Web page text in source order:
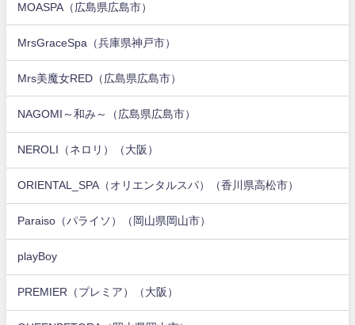
MOASPA（広島県広島市）
MrsGraceSpa（兵庫県神戸市）
Mrs美魔女RED（広島県広島市）
NAGOMI～和み～（広島県広島市）
NEROLI（ネロリ）（大阪）
ORIENTAL_SPA（オリエンタルスパ）（香川県高松市）
Paraiso（パライソ）（岡山県岡山市）
playBoy
PREMIER（プレミア）（大阪）